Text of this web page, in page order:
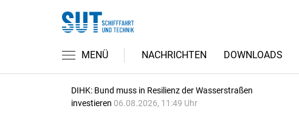
MENÜ NACHRICHTEN DOWNLOADS
DIHK: Bund muss in Resilienz der Wasserstraßen
investieren 06.08.2026, 11:49 Uhr